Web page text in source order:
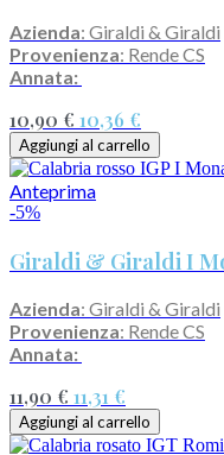
Azienda: Giraldi & Giraldi
Provenienza: Rende CS
Annata:
10,90 € 10,36 €
Aggiungi al carrello
Anteprima
-5%
Giraldi & Giraldi I
Azienda: Giraldi & Giraldi
Provenienza: Rende CS
Annata:
11,90 € 11,31 €
Aggiungi al carrello